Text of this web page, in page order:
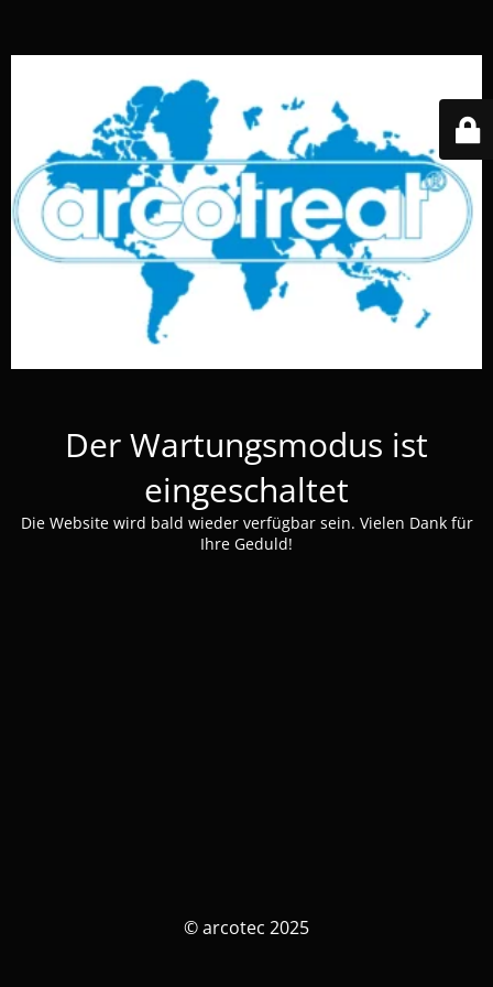
Der Wartungsmodus ist
eingeschaltet
Die Website wird bald wieder verfügbar sein. Vielen Dank für
Ihre Geduld!
© arcotec 2025